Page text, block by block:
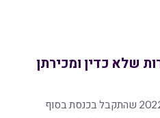
שלא כדין ומכירתן
חוק ההסדרים לשנים 2022-2021 שהתקבל בכנסת בסוף